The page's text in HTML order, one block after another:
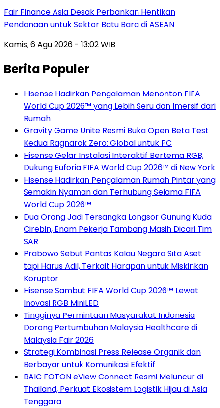
Fair Finance Asia Desak Perbankan Hentikan
Pendanaan untuk Sektor Batu Bara di ASEAN
Kamis, 6 Agu 2026 - 13:02 WIB
Berita Populer
Hisense Hadirkan Pengalaman Menonton FIFA
World Cup 2026™ yang Lebih Seru dan Imersif dari
Rumah
Gravity Game Unite Resmi Buka Open Beta Test
Kedua Ragnarok Zero: Global untuk PC
Hisense Gelar Instalasi Interaktif Bertema RGB,
Dukung Euforia FIFA World Cup 2026™ di New York
Hisense Hadirkan Pengalaman Rumah Pintar yang
Semakin Nyaman dan Terhubung Selama FIFA
World Cup 2026™
Dua Orang Jadi Tersangka Longsor Gunung Kuda
Cirebin, Enam Pekerja Tambang Masih Dicari Tim
SAR
Prabowo Sebut Pantas Kalau Negara Sita Aset
tapi Harus Adil, Terkait Harapan untuk Miskinkan
Koruptor
Hisense Sambut FIFA World Cup 2026™ Lewat
Inovasi RGB MiniLED
Tingginya Permintaan Masyarakat Indonesia
Dorong Pertumbuhan Malaysia Healthcare di
Malaysia Fair 2026
Strategi Kombinasi Press Release Organik dan
Berbayar untuk Komunikasi Efektif
BAIC FOTON eView Connect Resmi Meluncur di
Thailand, Perkuat Ekosistem Logistik Hijau di Asia
Tenggara